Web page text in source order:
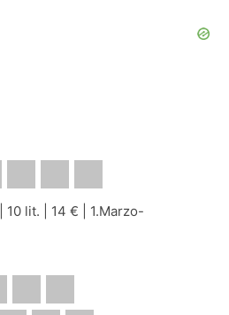
10 lit. | 14 € | 1.Marzo-